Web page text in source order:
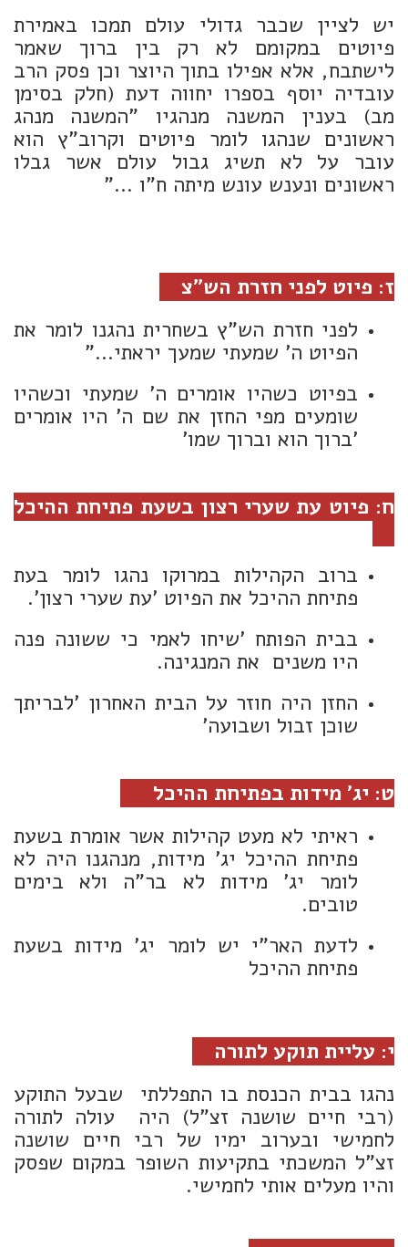
יש לציין שכבר גדולי עולם תמכו באמירת
פיוטים במקומם לא רק בין ברוך שאמר
לישתבח, אלא אפילו בתוך היוצר וכן פסק הרב
עובדיה יוסף בספרו יחווה דעת (חלק בסימן
מב) בענין המשנה מנהגיו "המשנה מנהג
ראשונים שנהגו לומר פיוטים וקרוב"ץ הוא
עובר על לא תשיג גבול עולם אשר גבלו
ראשונים ונענש עונש מיתה ח"ו ..."
ז: פיוט לפני חזרת הש"צ
לפני חזרת הש"ץ בשחרית נהגנו לומר את
הפיוט ה' שמעתי שמעך יראתי..."
בפיוט כשהיו אומרים ה' שמעתי וכשהיו
שומעים מפי החזן את שם ה' היו אומרים
'ברוך הוא וברוך שמו'
ח: פיוט עת שערי רצון בשעת פתיחת ההיכל
ברוב הקהילות במרוקו נהגו לומר בעת
פתיחת ההיכל את הפיוט 'עת שערי רצון'.
בבית הפותח 'שיחו לאמי כי ששונה פנה
היו משנים את המנגינה.
החזן היה חוזר על הבית האחרון 'לבריתך
שוכן זבול ושבועה'
ט: יג' מידות בפתיחת ההיכל
ראיתי לא מעט קהילות אשר אומרת בשעת
פתיחת ההיכל יג' מידות, מנהגנו היה לא
לומר יג' מידות לא בר"ה ולא בימים
טובים.
לדעת האר"י יש לומר יג' מידות בשעת
פתיחת ההיכל
י: עליית תוקע לתורה
נהגו בבית הכנסת בו התפללתי שבעל התוקע
(רבי חיים שושנה זצ"ל) היה עולה לתורה
לחמישי ובערוב ימיו של רבי חיים שושנה
זצ"ל המשכתי בתקיעות השופר במקום שפסק
והיו מעלים אותי לחמישי.